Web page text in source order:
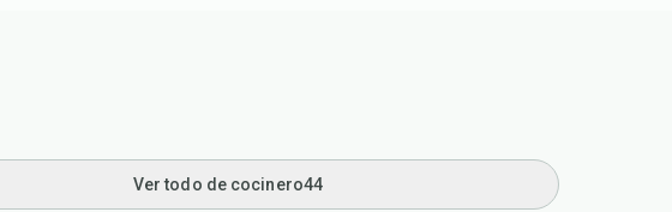
Ver todo de cocinero44